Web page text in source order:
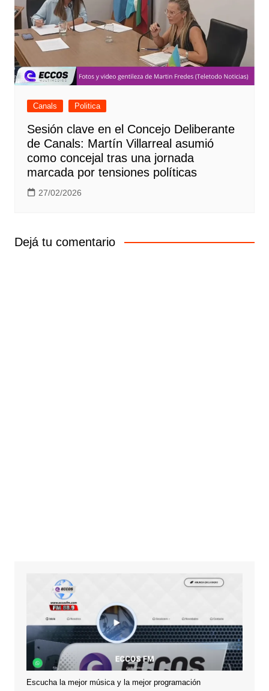
Canals Politica
Sesión clave en el Concejo Deliberante
de Canals: Martín Villarreal asumió
como concejal tras una jornada
marcada por tensiones políticas
27/02/2026
Dejá tu comentario
Escucha la mejor música y la mejor programación